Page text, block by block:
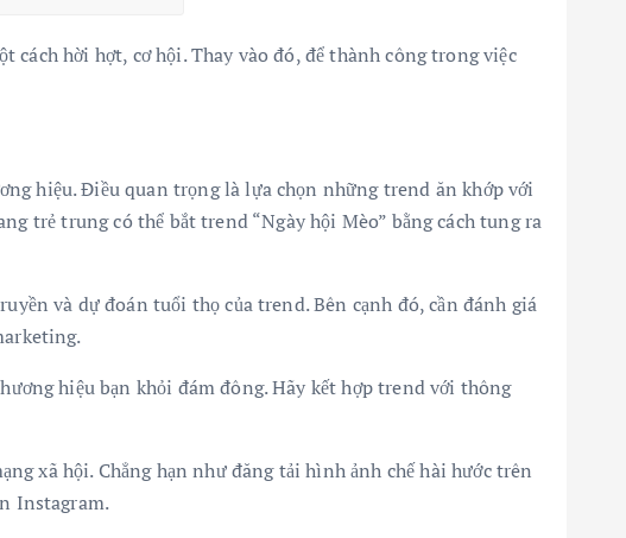
hời hợt, cơ hội. Thay vào đó, để thành công trong việc
hiệu. Điều quan trọng là lựa chọn những trend ăn khớp với
trẻ trung có thể bắt trend “Ngày hội Mèo” bằng cách tung ra
và dự đoán tuổi thọ của trend. Bên cạnh đó, cần đánh giá
hiệu bạn khỏi đám đông. Hãy kết hợp trend với thông
xã hội. Chẳng hạn như đăng tải hình ảnh chế hài hước trên
Instagram.